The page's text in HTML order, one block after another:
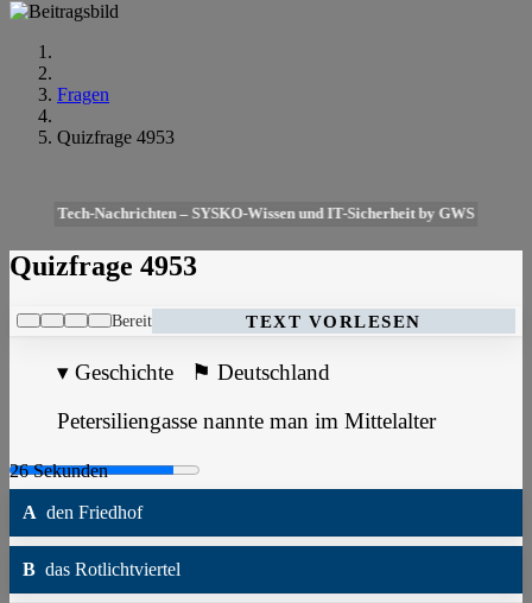
Fragen
Quizfrage 4953
Tech-Nachrichten – SYSKO-Wissen und IT-Sicherheit by GWS
Quizfrage 4953
Bereit TEXT VORLESEN
▾ Geschichte ⚑ Deutschland
Petersiliengasse nannte man im Mittelalter
A den Friedhof
B das Rotlichtviertel